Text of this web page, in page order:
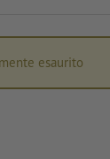
esaurito